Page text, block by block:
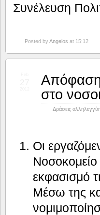
Συνέλευση
Posted byAngelos at 15:12
Απόφαση
στο
Δράσεις
Οι
Νοσοκομείο
εκφασισμό
Μέσω της